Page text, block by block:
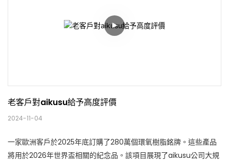
老客戶對aikusu給予高度評價
2024-11-04
一家歐洲客戶於2025年底訂購了280萬個環氧樹脂銘牌。這些產品
將用於2026年世界盃相關的紀念品。該項目展現了aikusu公司大規